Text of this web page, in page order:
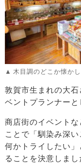
木目調のどこか懐か
敦賀市生まれの大
ベントプランナーと
商店街のイベント
ことで「馴染み深
何かトライしたい
ることを決意しまし